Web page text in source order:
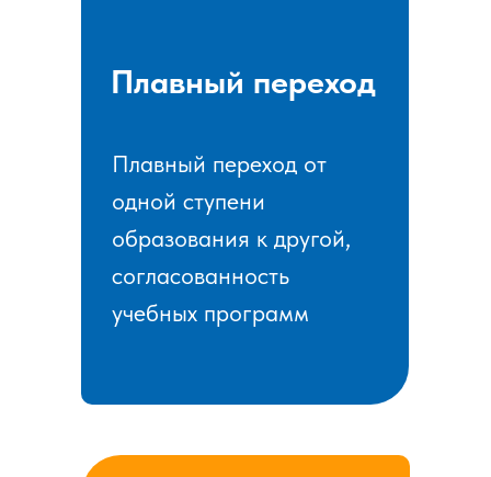
Плавный переход
Плавный переход от
одной ступени
образования к другой,
согласованность
учебных программ